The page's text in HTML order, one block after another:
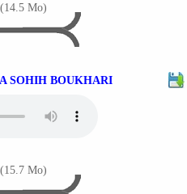
Mo)
SOHIH BOUKHARI
Mo)